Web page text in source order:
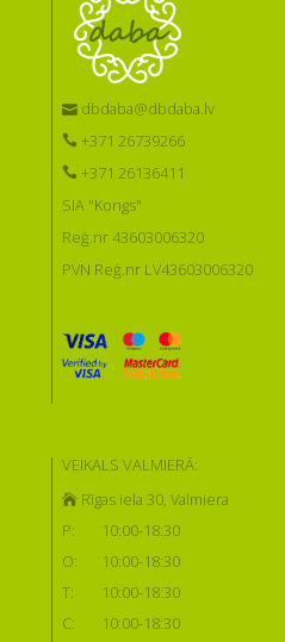
dbdaba@dbdaba.lv
+371 26739266
+371 26136411
SIA "Kongs"
Reģ.nr 43603006320
PVN Reģ.nr LV43603006320
VEIKALS VALMIERĀ:
Rīgas iela 30, Valmiera
P:
10:00-18:30
O:
10:00-18:30
T:
10:00-18:30
C:
10:00-18:30